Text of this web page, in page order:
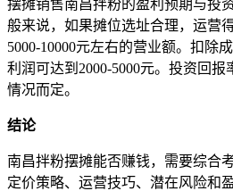
摆摊销售南昌拌粉的盈利预期与投
般来说，如果摊位选址合理，运营
5000-10000元左右的营业额。扣除
利润可达到2000-5000元。投资回
情况而定。
结论
南昌拌粉摆摊能否赚钱，需要综合
定价策略、运营技巧、潜在风险和